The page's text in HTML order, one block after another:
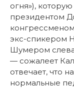
огня»),
президентом
экс-спикером
Шумером
— сожалеет
отвечает, что
нормальные